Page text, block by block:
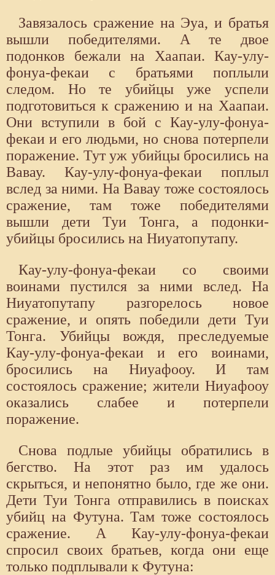
Завязалось сражение на Эуа, и братья
вышли победителями. А те двое
подонков бежали на Хаапаи. Кау-улу-
фонуа-фекаи с братьями поплыли
следом. Но те убийцы уже успели
подготовиться к сражению и на Хаапаи.
Они вступили в бой с Кау-улу-фонуа-
фекаи и его людьми, но снова потерпели
поражение. Тут уж убийцы бросились на
Вавау. Кау-улу-фонуа-фекаи поплыл
вслед за ними. На Вавау тоже состоялось
сражение, там тоже победителями
вышли дети Туи Тонга, а подонки-
убийцы бросились на Ниуатопутапу.
Кау-улу-фонуа-фекаи со своими
воинами пустился за ними вслед. На
Ниуатопутапу разгорелось новое
сражение, и опять победили дети Туи
Тонга. Убийцы вождя, преследуемые
Кау-улу-фонуа-фекаи и его воинами,
бросились на Ниуафооу. И там
состоялось сражение; жители Ниуафооу
оказались слабее и потерпели
поражение.
Снова подлые убийцы обратились в
бегство. На этот раз им удалось
скрыться, и непонятно было, где же они.
Дети Туи Тонга отправились в поисках
убийц на Футуна. Там тоже состоялось
сражение. А Кау-улу-фонуа-фекаи
спросил своих братьев, когда они еще
только подплывали к Футуна: